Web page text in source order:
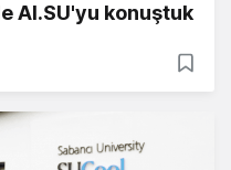
AI.SU'yu konuştuk